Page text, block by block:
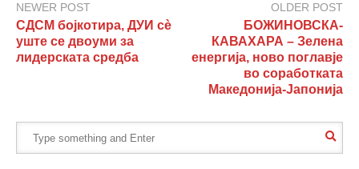
NEWER POST
СДСМ бојкотира, ДУИ сè
уште се двоуми за
лидерската средба
OLDER POST
БОЖИНОВСКА-
КАВАХАРА – Зелена
енергија, ново поглавје
во соработката
Македонија-Јапонија